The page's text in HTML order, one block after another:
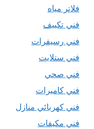
فلاتر مياه
فني تكييف
فني رسيفرات
فني ستلايت
فني صحي
فني كاميرات
فني كهربائي منازل
فني مكيفات